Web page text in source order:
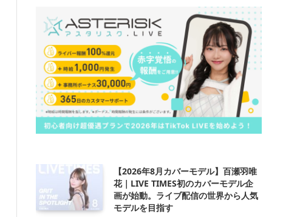
【2026年8月カバーモデル】百瀬羽唯
花｜LIVE TIMES初のカバーモデル企
画が始動。ライブ配信の世界から人気
モデルを目指す